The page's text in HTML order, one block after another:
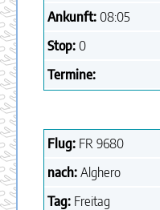
Ankunft: 08:05
Stop: 0
Termine:
Flug: FR 9680
nach: Alghero
Tag: Freitag